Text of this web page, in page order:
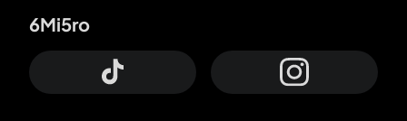
6Mi5ro